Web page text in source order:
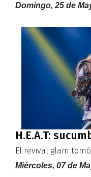
Domingo, 25 de
H.E.A.T:
El revival glam
Miércoles, 07 de